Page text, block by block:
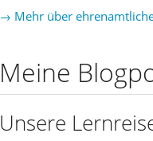
→ Mehr über
Meine
Unsere